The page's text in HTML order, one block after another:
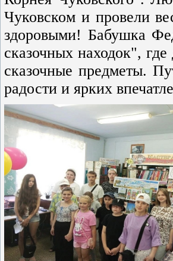
Чуковском и провели
здоровыми! Бабушка
сказочных находок",
сказочные предметы.
радости и ярких